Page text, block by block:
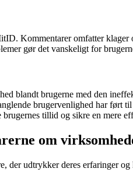
Kommentarer omfatter
gør det vanskeligt for
blandt brugerne med den
brugervenlighed har ført
tillid og sikre en mere
om
udtrykker deres erfaringer